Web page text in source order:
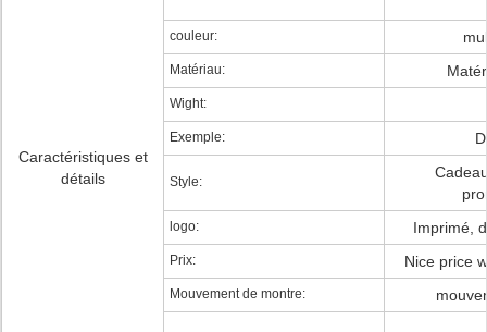
Caractéristiques et
détails
couleur:
Matériau:
Wight:
Exemple:
Style:
logo: Imprimé,
Prix: Nice price
Mouvement de montre: